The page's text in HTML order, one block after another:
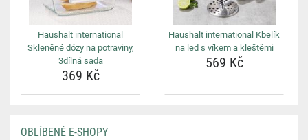
Haushalt international
Skleněné dózy na potraviny,
3dílná sada
369 Kč
Haushalt international Kbelík
na led s víkem a kleštěmi
569 Kč
OBLÍBENÉ E-SHOPY